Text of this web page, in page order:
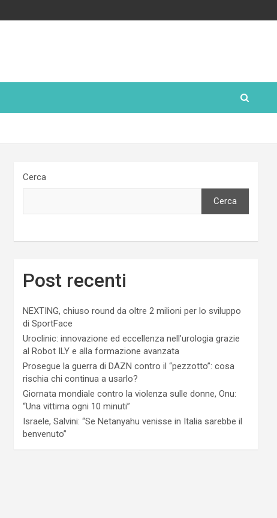
Cerca
Cerca
Post recenti
NEXTING, chiuso round da oltre 2 milioni per lo sviluppo
di SportFace
Uroclinic: innovazione ed eccellenza nell’urologia grazie
al Robot ILY e alla formazione avanzata
Prosegue la guerra di DAZN contro il “pezzotto”: cosa
rischia chi continua a usarlo?
Giornata mondiale contro la violenza sulle donne, Onu:
“Una vittima ogni 10 minuti”
Israele, Salvini: “Se Netanyahu venisse in Italia sarebbe il
benvenuto”